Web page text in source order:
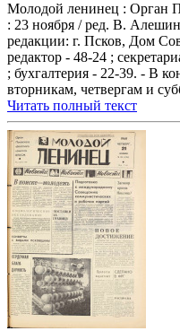
Молодой ленинец : Орган
: 23 ноября / ред. В.
редакции: г. Псков, Дом
редактор - 48-24 ;
; бухгалтерия - 22-39. - В
вторникам, четвергам и
Читать полный текст